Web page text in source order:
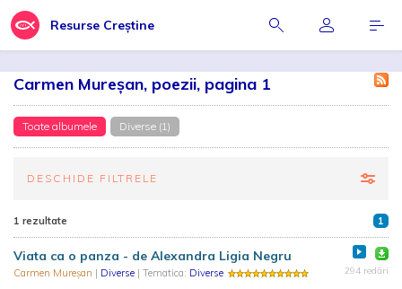
Resurse Creștine
Carmen Mureșan, poezii, pagina 1
Toate albumele Diverse (1)
DESCHIDE FILTRELE
1 rezultate 1
Viata ca o panza - de Alexandra Ligia Negru
Carmen Mureșan | Diverse | Tematica: Diverse 294 redări